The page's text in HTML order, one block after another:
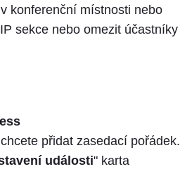
konferenční místnosti nebo
sekce nebo omezit účastníky
přidat zasedací pořádek.
události" karta